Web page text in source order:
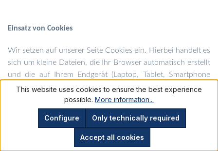
Einsatz von Cookies
Wir setzen auf unserer Seite Cookies ein. Hierbei handelt es
sich um kleine Dateien, die Ihr Browser automatisch erstellt
und die auf Ihrem Endgerät (Laptop, Tablet, Smartphone
o.ä.) gespeichert werden, wenn Sie unsere Webseite
besuchen. Cookies richten auf Ihrem Endgerät keinen
Schaden an, enthalten keine Viren, Trojaner oder sonstige
Schadsoftware.
This website uses cookies to ensure the best experience
possible. More information...
Only technically required
Configure
Accept all cookies